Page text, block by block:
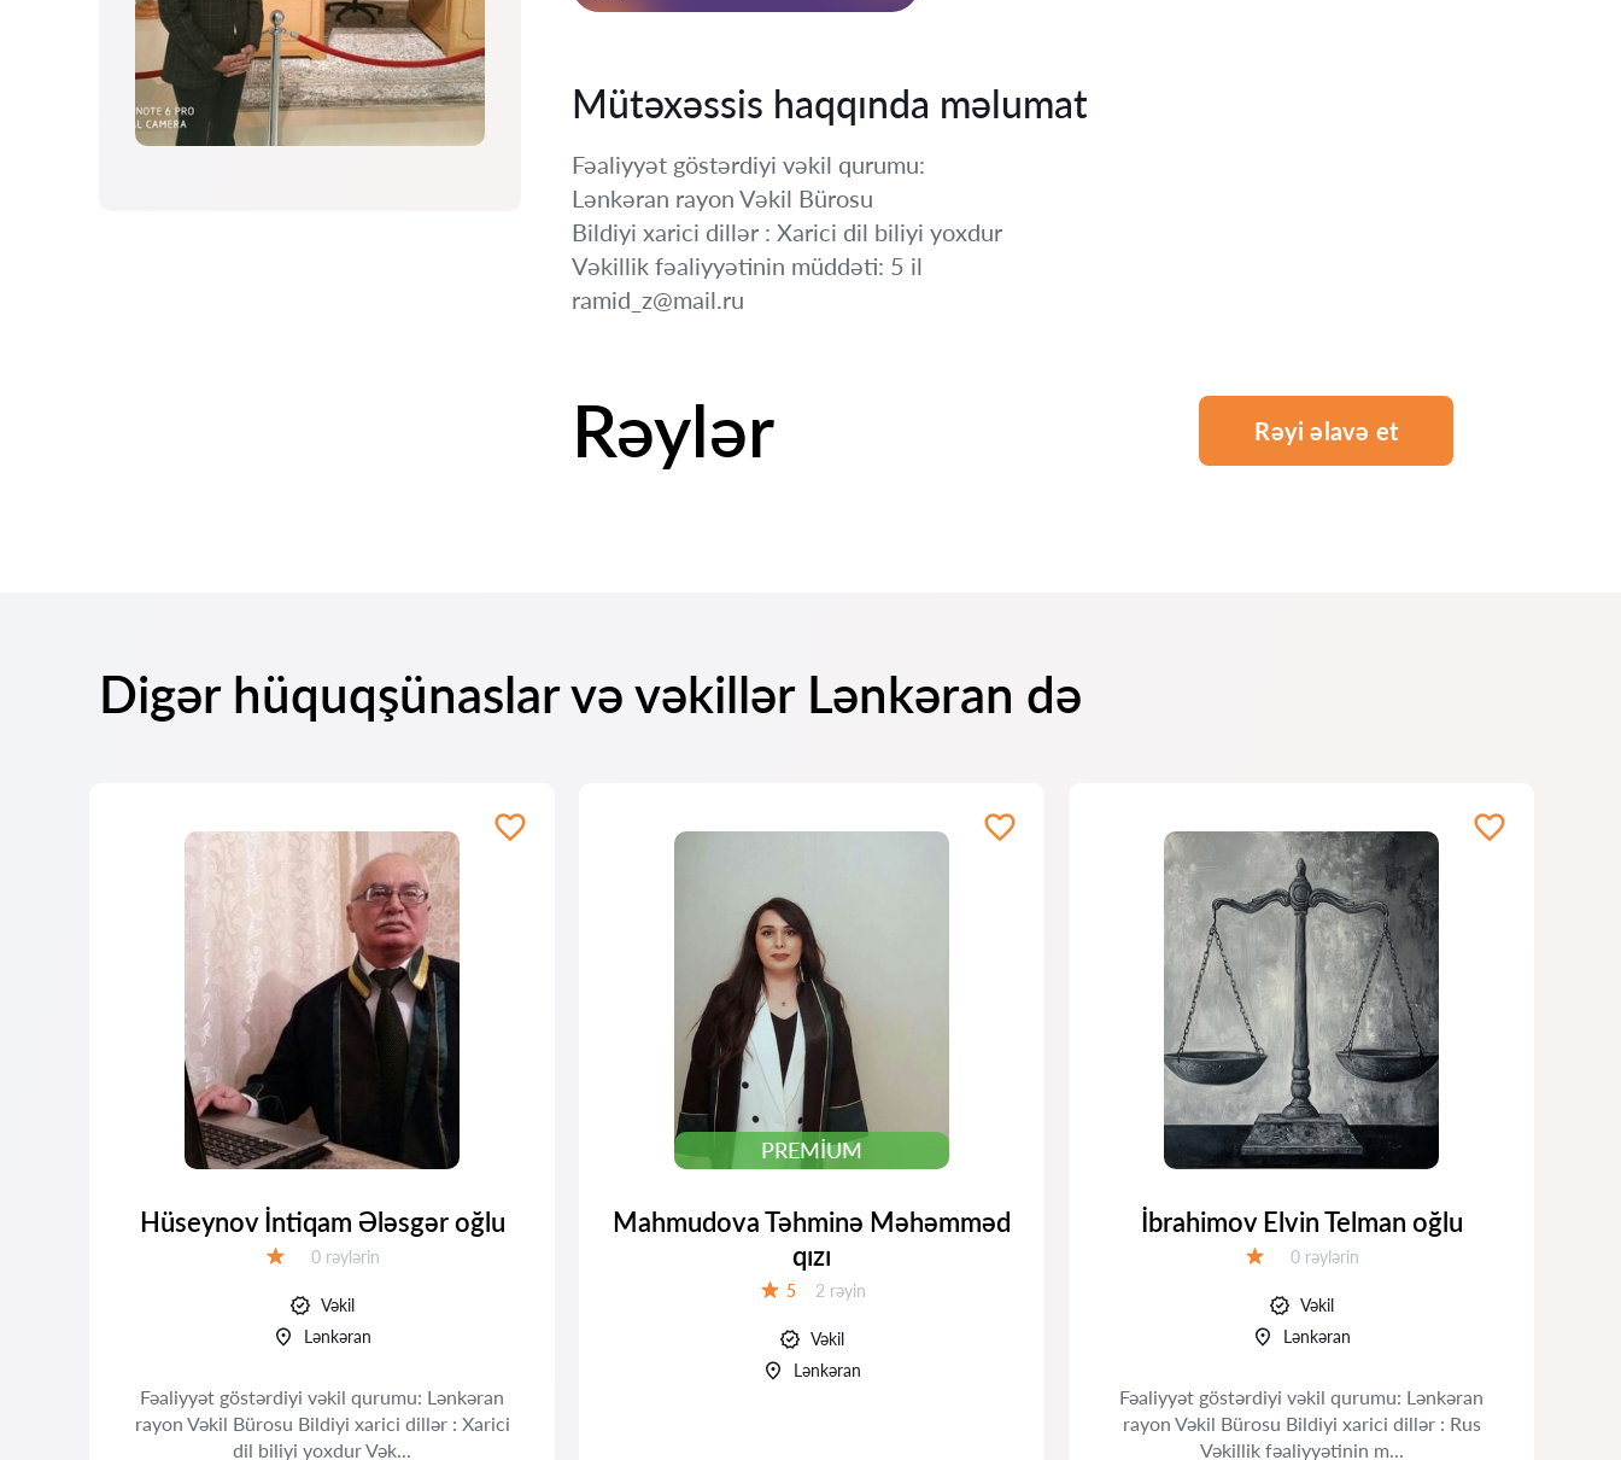
Mütəxəssis haqqında məlumat
Fəaliyyət göstərdiyi vəkil qurumu:
Lənkəran rayon Vəkil Bürosu
Bildiyi xarici dillər : Xarici dil biliyi yoxdur
Vəkillik fəaliyyətinin müddəti: 5 il
ramid_z@mail.ru
Rəylər Rəyi əlavə et
Digər hüquqşünaslar və vəkillər Lənkəran də
Hüseynov İntiqam Ələsgər oğlu
Rəylər:
0 rəylərin
Vəkil
Lənkəran
Fəaliyyət göstərdiyi vəkil qurumu: Lənkəran
rayon Vəkil Bürosu Bildiyi xarici dillər : Xarici
dil biliyi yoxdur Vək...
PREMIUM
Mahmudova Təhminə Məhəmməd
qızı
5 Rəylər:
2 rəyin
Vəkil
Lənkəran
İbrahimov Elvin Telman oğlu
Rəylər:
0 rəylərin
Vəkil
Lənkəran
Fəaliyyət göstərdiyi vəkil qurumu: Lənkəran
rayon Vəkil Bürosu Bildiyi xarici dillər : Rus
Vəkillik fəaliyyətinin m...